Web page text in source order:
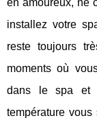
installez votre
reste toujours
moments où
dans le spa et
température